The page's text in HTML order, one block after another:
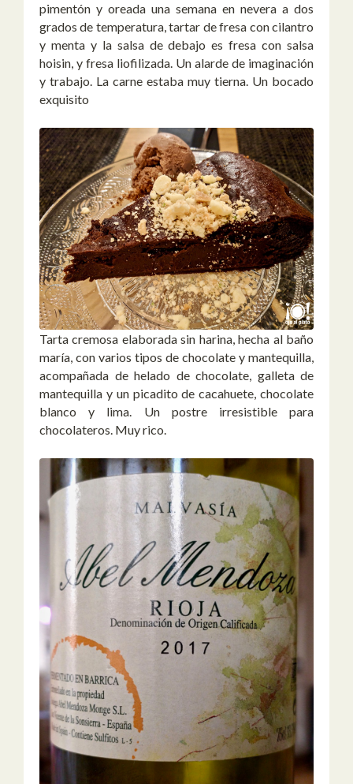
pimentón y oreada una semana en nevera a dos
grados de temperatura, tartar de fresa con cilantro
y menta y la salsa de debajo es fresa con salsa
hoisin, y fresa liofilizada. Un alarde de imaginación
y trabajo. La carne estaba muy tierna. Un bocado
exquisito
Tarta cremosa elaborada sin harina, hecha al baño
maría, con varios tipos de chocolate y mantequilla,
acompañada de helado de chocolate, galleta de
mantequilla y un picadito de cacahuete, chocolate
blanco y lima. Un postre irresistible para
chocolateros. Muy rico.